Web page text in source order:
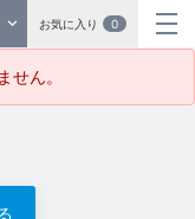
お気に入り 0
せん。